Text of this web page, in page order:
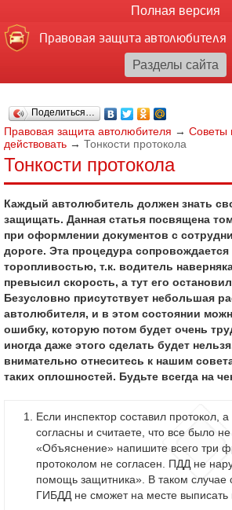
Полная версия
Правовая защита автолюбителя
Поделиться…
Правовая защита автолюбителя → Советы
действовать → Тонкости протокола
Тонкости протокола
Каждый автолюбитель должен знать
защищать. Данная статья посвящена
при оформлении документов с
дороге. Эта процедура сопровождается
торопливостью, т.к. водитель
превысил скорость, а тут его
Безусловно присутствует небольшая
автолюбителя, и в этом состоянии
ошибку, которую потом будет очень
иногда даже этого сделать будет
внимательно отнеситесь к нашим
таких оплошностей. Будьте всегда на
Если инспектор составил протокол,
согласны и считаете, что все было
«Объяснение» напишите всего три
протоколом не согласен. ПДД не
помощь защитника». В таком случае
ГИБДД не сможет на месте выписать